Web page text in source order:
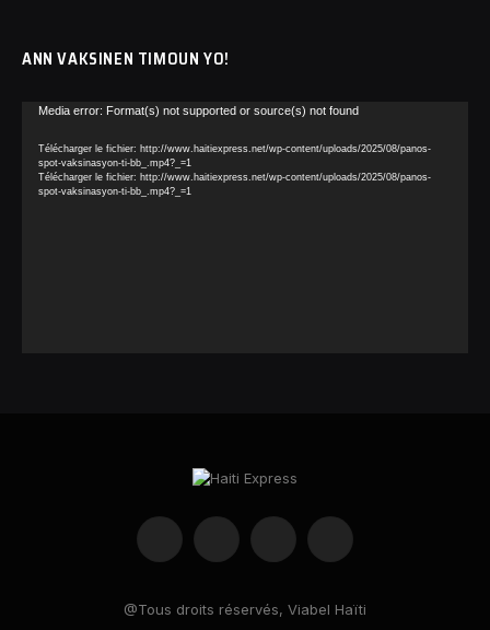
ANN VAKSINEN TIMOUN YO!
Lecteur
Media error: Format(s) not supported or source(s) not found
Télécharger le fichier: http://www.haitiexpress.net/wp-content/uploads/2025/08/panos-
spot-vaksinasyon-ti-bb_.mp4?_=1
Télécharger le fichier: http://www.haitiexpress.net/wp-content/uploads/2025/08/panos-
spot-vaksinasyon-ti-bb_.mp4?_=1
Facebook
(Twitter)
Instagram YouTube
@Tous droits réservés, Viabel Haïti